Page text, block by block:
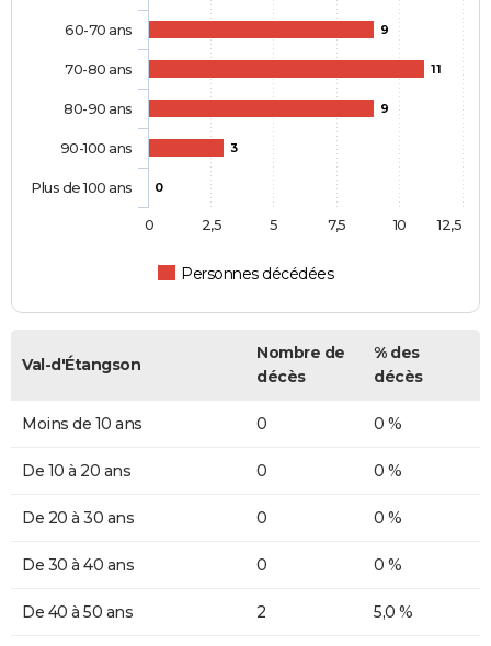
9
11
9
3
0
Personnes décédées
60-70 ans
70-80 ans
80-90 ans
90-100 ans
Plus de 100 ans
0 10
2,5 5 7,5 12,5
Val-d'Étangson
Nombre de
décès
% des
décès
Moins de 10 ans 0 0 %
De 10 à 20 ans 0 0 %
De 20 à 30 ans 0 0 %
De 30 à 40 ans 0 0 %
De 40 à 50 ans 2 5,0 %